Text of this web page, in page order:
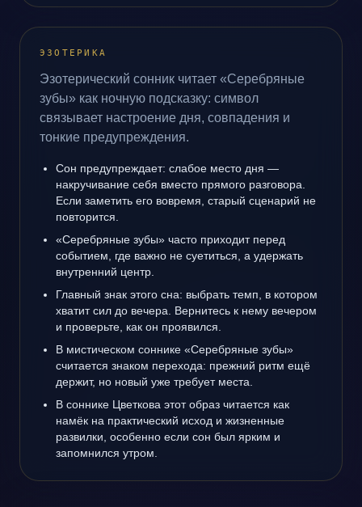
ЭЗОТЕРИКА
Эзотерический сонник читает «Серебряные
зубы» как ночную подсказку: символ
связывает настроение дня, совпадения и
тонкие предупреждения.
Сон предупреждает: слабое место дня —
накручивание себя вместо прямого разговора.
Если заметить его вовремя, старый сценарий не
повторится.
«Серебряные зубы» часто приходит перед
событием, где важно не суетиться, а удержать
внутренний центр.
Главный знак этого сна: выбрать темп, в котором
хватит сил до вечера. Вернитесь к нему вечером
и проверьте, как он проявился.
В мистическом соннике «Серебряные зубы»
считается знаком перехода: прежний ритм ещё
держит, но новый уже требует места.
В соннике Цветкова этот образ читается как
намёк на практический исход и жизненные
развилки, особенно если сон был ярким и
запомнился утром.